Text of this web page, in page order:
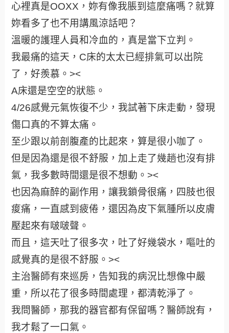
心裡真是OOXX，妳有像我脹到這麼痛嗎？就算
妳看多了也不用講風涼話吧？
溫暖的護理人員和冷血的，真是當下立判。
我最痛的這天，C床的太太已經排氣可以出院
了，好羨慕。><
A床還是空空的狀態。
4/26感覺元氣恢復不少，我試著下床走動，發現
傷口真的不算太痛。
至少跟以前剖腹產的比起來，算是很小咖了。
但是因為還是很不舒服，加上走了幾趟也沒有排
氣，我多數時間還是很不想動。><
也因為麻醉的副作用，讓我鎖骨很痛，四肢也很
痠痛，一直感到疲倦，還因為皮下氣腫所以皮膚
壓起來有啵啵聲。
而且，這天吐了很多次，吐了好幾袋水，嘔吐的
感覺真的是很不舒服。><
主治醫師有來巡房，告知我的病況比想像中嚴
重，所以花了很多時間處理，都清乾淨了。
我問醫師，那我的器官都有保留嗎？醫師說有，
我才鬆了一口氣。